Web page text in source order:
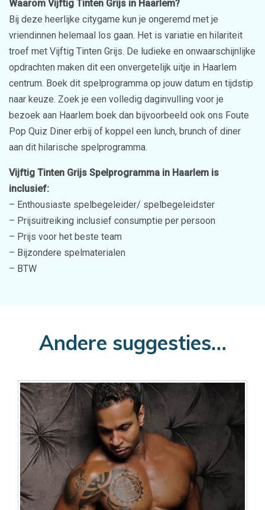
Waarom Vijftig Tinten Grijs in Haarlem?
Bij deze heerlijke citygame kun je ongeremd met je
vriendinnen helemaal los gaan. Het is variatie en hilariteit
troef met Vijftig Tinten Grijs. De ludieke en onwaarschijnlijke
opdrachten maken dit een onvergetelijk uitje in Haarlem
centrum. Boek dit spelprogramma op jouw datum en tijdstip
naar keuze. Zoek je een volledig daginvulling voor je
bezoek aan Haarlem boek dan bijvoorbeeld ook ons Foute
Pop Quiz Diner erbij of koppel een lunch, brunch of diner
aan dit hilarische spelprogramma.
Vijftig Tinten Grijs Spelprogramma in Haarlem is
inclusief:
– Enthousiaste spelbegeleider/ spelbegeleidster
– Prijsuitreiking inclusief consumptie per persoon
– Prijs voor het beste team
– Bijzondere spelmaterialen
– BTW
Andere suggesties…